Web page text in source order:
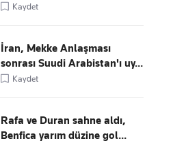
Kaydet
İran, Mekke Anlaşması
sonrası Suudi Arabistan'ı uy...
Kaydet
Rafa ve Duran sahne aldı,
Benfica yarım düzine gol...